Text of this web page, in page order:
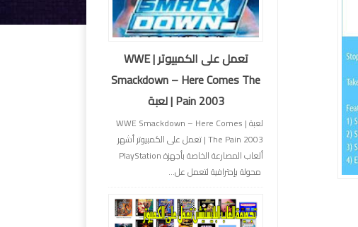
تعمل على الكمبيوتر | WWE
Smackdown – Here Comes The
Pain 2003 | لعبة
لعبة | WWE Smackdown – Here Comes
The Pain 2003 | تعمل على الكمبيوتر أشهر
ألعاب المصارعة الخاصة بأجهزة PlayStation
محولة بإحترافية لتعمل عل...